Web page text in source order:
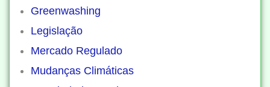
Greenwashing
Legislação
Mercado Regulado
Mudanças Climáticas